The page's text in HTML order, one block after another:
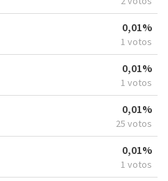
0,01%
1 votos
0,01%
1 votos
0,01%
25 votos
0,01%
1 votos